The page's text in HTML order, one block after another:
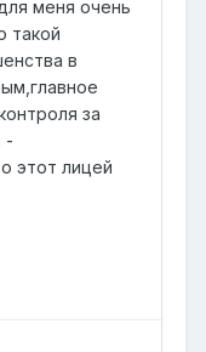
меня очень
такой
в
за
-
этот лицей